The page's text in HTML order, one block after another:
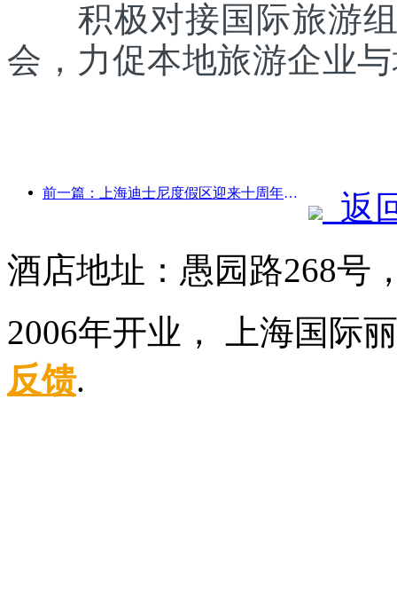
积极对接国际旅游组
会，力促本地旅游企业
前一篇：上海迪士尼度假区迎来十周年，累计接待游客超1亿人次
返
酒店地址：愚园路268号
2006年开业， 上海国
反馈.